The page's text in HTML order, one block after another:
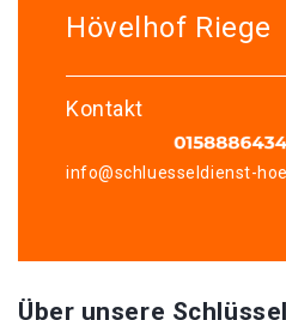
Hövelhof Riege
Kontakt
info@schluesseldienst-
Über unsere